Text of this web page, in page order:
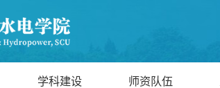
学科建设 师资队伍